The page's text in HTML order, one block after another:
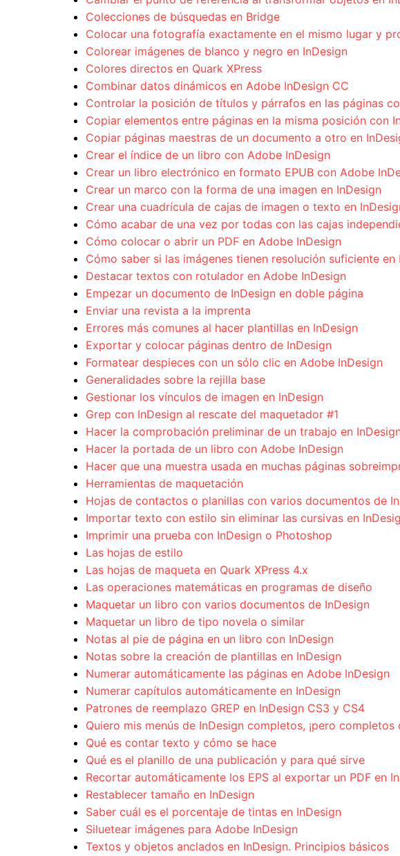
Colecciones de búsquedas en Bridge
Colocar una fotografía exactamente en el mismo lugar y
Colorear imágenes de blanco y negro en InDesign
Colores directos en Quark XPress
Combinar datos dinámicos en Adobe InDesign CC
Controlar la posición de títulos y párrafos en las páginas
Copiar elementos entre páginas en la misma posición con
Copiar páginas maestras de un documento a otro en
Crear el índice de un libro con Adobe InDesign
Crear un libro electrónico en formato EPUB con Adobe
Crear un marco con la forma de una imagen en InDesign
Crear una cuadrícula de cajas de imagen o texto en
Cómo acabar de una vez por todas con las cajas
Cómo colocar o abrir un PDF en Adobe InDesign
Cómo saber si las imágenes tienen resolución suficiente en
Destacar textos con rotulador en Adobe InDesign
Empezar un documento de InDesign en doble página
Enviar una revista a la imprenta
Errores más comunes al hacer plantillas en InDesign
Exportar y colocar páginas dentro de InDesign
Formatear despieces con un sólo clic en Adobe InDesign
Generalidades sobre la rejilla base
Gestionar los vínculos de imagen en InDesign
Grep con InDesign al rescate del maquetador #1
Hacer la comprobación preliminar de un trabajo en
Hacer la portada de un libro con Adobe InDesign
Hacer que una muestra usada en muchas páginas
Herramientas de maquetación
Hojas de contactos o planillas con varios documentos de
Importar texto con estilo sin eliminar las cursivas en
Imprimir una prueba con InDesign o Photoshop
Las hojas de estilo
Las hojas de maqueta en Quark XPress 4.x
Las operaciones matemáticas en programas de diseño
Maquetar un libro con varios documentos de InDesign
Maquetar un libro de tipo novela o similar
Notas al pie de página en un libro con InDesign
Notas sobre la creación de plantillas en InDesign
Numerar automáticamente las páginas en Adobe InDesign
Numerar capítulos automáticamente en InDesign
Patrones de reemplazo GREP en InDesign CS3 y CS4
Quiero mis menús de InDesign completos, ¡pero completos
Qué es contar texto y cómo se hace
Qué es el planillo de una publicación y para qué sirve
Recortar automáticamente los EPS al exportar un PDF en
Restablecer tamaño en InDesign
Saber cuál es el porcentaje de tintas en InDesign
Siluetear imágenes para Adobe InDesign
Textos y objetos anclados en InDesign. Principios básicos